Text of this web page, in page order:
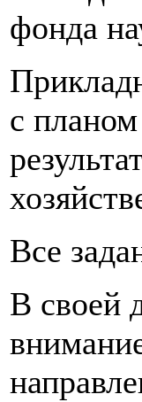
фонда
с
Все
В своей